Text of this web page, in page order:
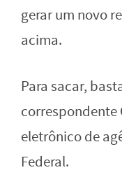
gerar um novo
acima.
Para sacar,
correspondente
eletrônico de
Federal.